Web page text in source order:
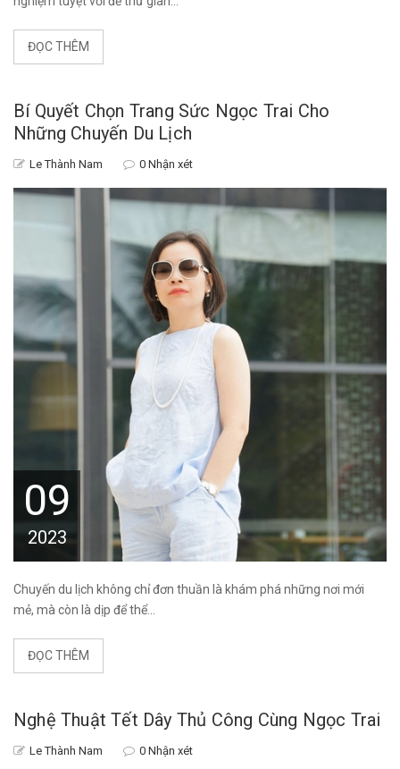
ĐỌC THÊM
Bí Quyết Chọn Trang Sức Ngọc Trai Cho
Những Chuyến Du Lịch
Le Thành Nam 0 Nhận xét
09
2023
Chuyến du lịch không chỉ đơn thuần là khám phá những nơi mới
mẻ, mà còn là dịp để thể...
ĐỌC THÊM
Nghệ Thuật Tết Dây Thủ Công Cùng Ngọc Trai
Le Thành Nam 0 Nhận xét